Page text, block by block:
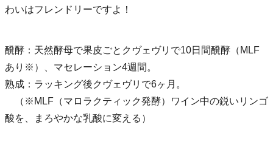
わいはフレンドリーですよ！
醗酵：天然酵母で果皮ごとクヴェヴリで10日間醗酵（MLF
あり※）、マセレーション4週間。
熟成：ラッキング後クヴェヴリで6ヶ月。
（※MLF（マロラクティック発酵）ワイン中の鋭いリンゴ
酸を、まろやかな乳酸に変える）